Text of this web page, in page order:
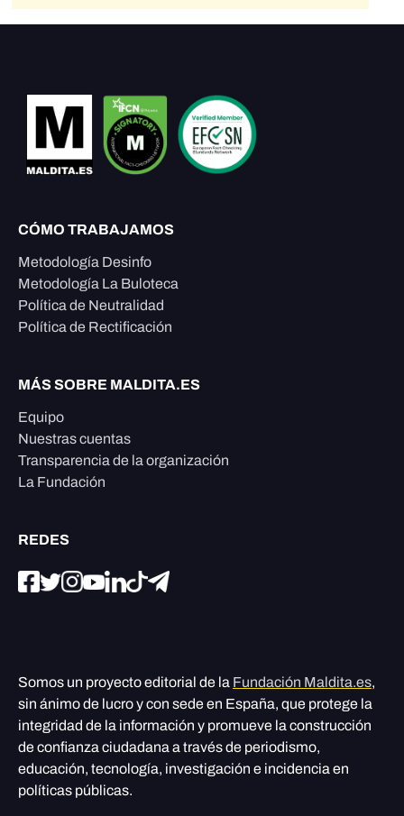
CÓMO TRABAJAMOS
Metodología Desinfo
Metodología La Buloteca
Política de Neutralidad
Política de Rectificación
MÁS SOBRE MALDITA.ES
Equipo
Nuestras cuentas
Transparencia de la organización
La Fundación
REDES
Somos un proyecto editorial de la Fundación Maldita.es,
sin ánimo de lucro y con sede en España, que protege la
integridad de la información y promueve la construcción
de confianza ciudadana a través de periodismo,
educación, tecnología, investigación e incidencia en
políticas públicas.